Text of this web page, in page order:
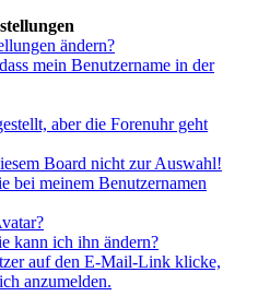
ändern?
mein Benutzername in der
aber die Forenuhr geht
Board nicht zur Auswahl!
bei meinem Benutzernamen
kann ich ihn ändern?
auf den E-Mail-Link klicke,
anzumelden.